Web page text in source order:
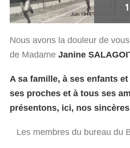
1
Nous avons la douleur de
de Madame Janine
A sa famille, à ses enfants
ses proches et à tous ses
présentons, ici, nos
Les membres du bureau du